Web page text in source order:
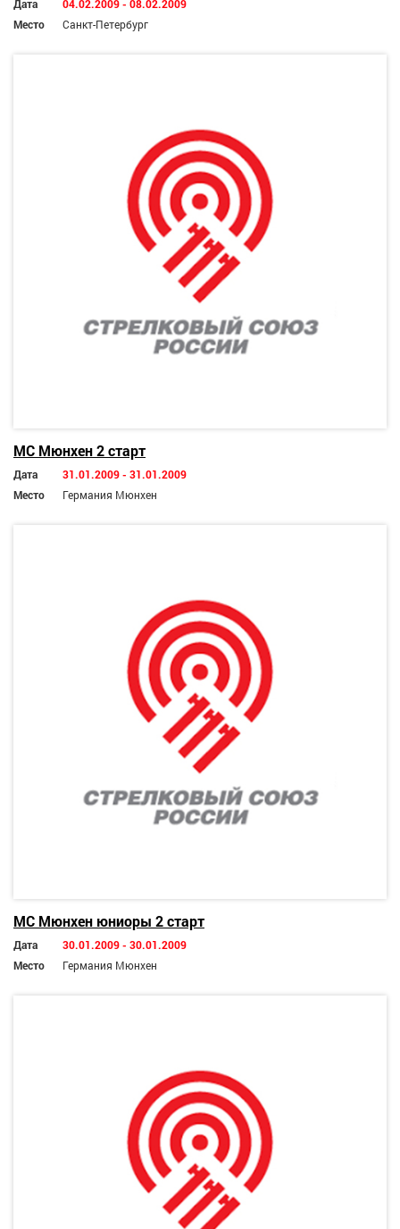
Дата
04.02.2009 - 08.02.2009
Место
Санкт-Петербург
МС Мюнхен 2 старт
Дата
31.01.2009 - 31.01.2009
Место
Германия Мюнхен
МС Мюнхен юниоры 2 старт
Дата
30.01.2009 - 30.01.2009
Место
Германия Мюнхен